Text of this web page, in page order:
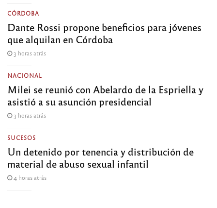
CÓRDOBA
Dante Rossi propone beneficios para jóvenes
que alquilan en Córdoba
3 horas atrás
NACIONAL
Milei se reunió con Abelardo de la Espriella y
asistió a su asunción presidencial
3 horas atrás
SUCESOS
Un detenido por tenencia y distribución de
material de abuso sexual infantil
4 horas atrás